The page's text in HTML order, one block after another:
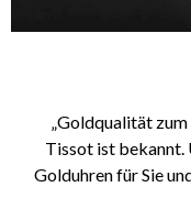
„Goldqualität
Tissot ist bekannt.
Golduhren für Sie